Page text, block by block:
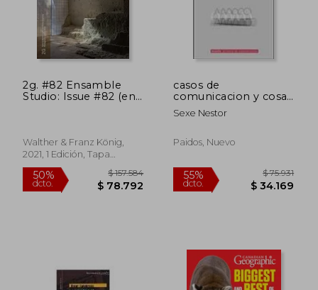
50%
dcto. $ 147.456 dcto.
2g. #82 Ensamble
Studio: Issue #82 (en
Walther & Franz König,
2021, 1 Edición, Tapa
Blanda, Nuevo
casos de
comunicacion y cosas
de dis
Sexe Nestor
Paidos, Nuevo